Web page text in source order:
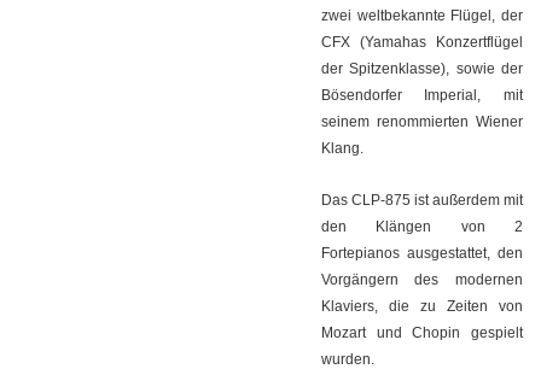
zwei weltbekannte Flügel, der
CFX (Yamahas Konzertflügel
der Spitzenklasse), sowie der
Bösendorfer Imperial, mit
seinem renommierten Wiener
Klang.
Das CLP-875 ist außerdem mit
den Klängen von 2
Fortepianos ausgestattet, den
Vorgängern des modernen
Klaviers, die zu Zeiten von
Mozart und Chopin gespielt
wurden.